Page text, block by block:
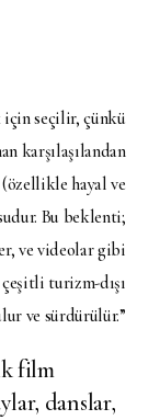
için seçilir, çünkü
karşılaşılandan
hayal ve
Bu beklenti;
ve videolar gibi
turizm-dışı
ve sürdürülür.”
film
danslar,